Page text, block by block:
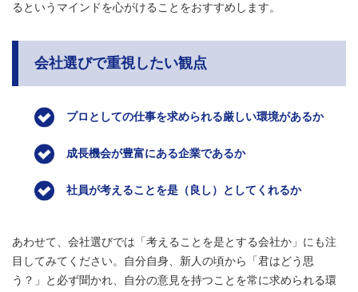
るというマインドを心がけることをおすすめします。
会社選びで重視したい観点
プロとしての仕事を求められる厳しい環境があるか
成長機会が豊富にある企業であるか
社員が考えることを是（良し）としてくれるか
あわせて、会社選びでは「考えることを是とする会社か」にも注
目してみてください。自分自身、新人の頃から「君はどう思
う？」と必ず聞かれ、自分の意見を持つことを常に求められる環